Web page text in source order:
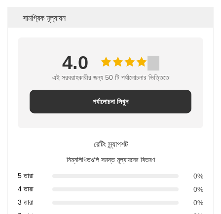
সামগ্রিক মূল্যায়ন
4.0
এই সরবরাহকারীর জন্য 50 টি পর্যালোচনার ভিত্তিতে
পর্যালোচনা লিখুন
রেটিং স্ন্যাপশট
নিম্নলিখিতগুলি সমস্ত মূল্যায়নের বিতরণ
5 তারা
0%
4 তারা
0%
3 তারা
0%